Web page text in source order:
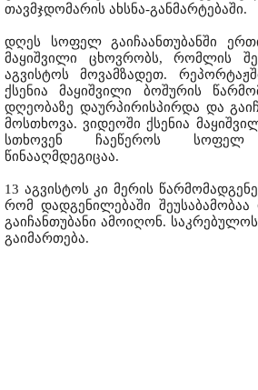
თავმჯდომარის ახსნა-განმარტებაში.
დღეს სოფელ გაიჩაანთუბანში
მაყიშვილი ცხოვრობს, რომლის
აგვისტოს მოვამზადეთ.
ქსენია მაყიშვილი ბოშურის
დღეობაზე დაურპირისპირდა და
მოსთხოვა. ვიდეოში ქსენია
სთხოვენ ჩაეწეროს
წინააღმდეგიცაა.
13 აგვისტოს კი მერის
რომ დადგენილებაში
გაიჩანთუბანი ამოიღონ.
გაიმართება.